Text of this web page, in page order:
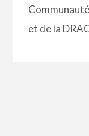
et de la